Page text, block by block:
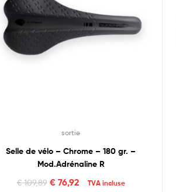
sortie
Selle de vélo – Chrome – 180 gr. –
Mod.Adrénaline R
€109,89 €76,92 TVA incluse